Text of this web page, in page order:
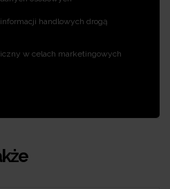
handlowych drogą
w celach marketingowych